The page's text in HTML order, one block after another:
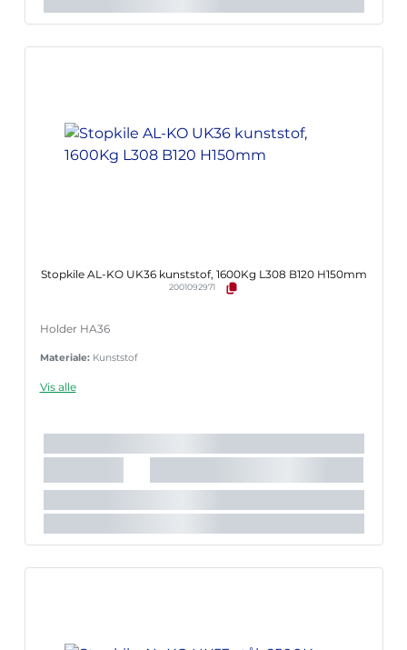
Stopkile AL-KO UK36 kunststof, 1600Kg L308 B120 H150mm
2001092971
Holder HA36
Materiale: Kunststof
Vis alle